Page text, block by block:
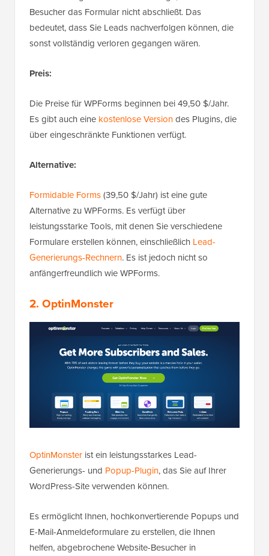
Besucher das Formular nicht abschließt. Das
bedeutet, dass Sie Leads nachverfolgen können, die
sonst vollständig verloren gegangen wären.
Preis:
Die Preise für WPForms beginnen bei 49,50 $/Jahr.
Es gibt auch eine kostenlose Versiondes Plugins, die
über eingeschränkte Funktionen verfügt.
Alternative:
Formidable Forms(39,50 $/Jahr) ist eine gute
Alternative zu WPForms. Es verfügt über
leistungsstarke Tools, mit denen Sie verschiedene
Formulare erstellen können, einschließlich Lead-
Generierungs-Rechnern. Es ist jedoch nicht so
anfängerfreundlich wie WPForms.
2. OptinMonster
OptinMonster ist ein leistungsstarkes Lead-
Generierungs- und Popup-Plugin, das Sie auf Ihrer
WordPress-Site verwenden können.
Es ermöglicht Ihnen, hochkonvertierende Popups und
E-Mail-Anmeldeformulare zu erstellen, die Ihnen
helfen, abgebrochene Website-Besucher in